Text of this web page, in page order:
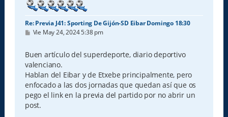
Re: Previa J41: Sporting De Gijón-SD Eibar Domingo 18:30
M
s
a
j
e
Vie May 24, 2024 5:38 pm
Buen artículo del superdeporte, diario deportivo
valenciano.
Hablan del Eibar y de Etxebe principalmente, pero
enfocado a las dos jornadas que quedan así que os
pego el link en la previa del partido por no abrir un
post.